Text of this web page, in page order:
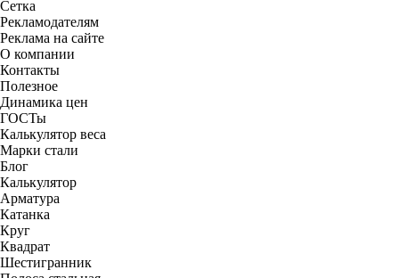
Сетка
Рекламодателям
Реклама на сайте
О компании
Контакты
Полезное
Динамика цен
ГОСТы
Калькулятор веса
Марки стали
Блог
Калькулятор
Арматура
Катанка
Круг
Квадрат
Шестигранник